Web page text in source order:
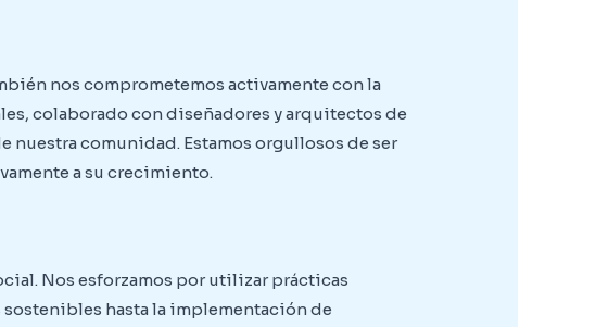
nos comprometemos activamente con la
colaborado con diseñadores y arquitectos de
comunidad. Estamos orgullosos de ser
a su crecimiento.
Nos esforzamos por utilizar prácticas
hasta la implementación de